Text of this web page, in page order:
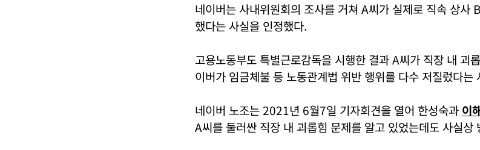
네이버는 사내위원회의 조사를 거쳐 A씨가 실제로 직속 상사
했다는 사실을 인정했다.
고용노동부도 특별근로감독을 시행한 결과 A씨가 직장 내 괴
이버가 임금체불 등 노동관계법 위반 행위를 다수 저질렀다는
네이버 노조는 2021년 6월7일 기자회견을 열어 한성숙과 이
A씨를 둘러싼 직장 내 괴롭힘 문제를 알고 있었는데도 사실상